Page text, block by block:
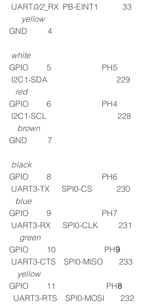
UART0/2_RX  PB-EINT1            33
yellow
GND          4
white
GPIO         5                         PH5
I2C1-SDA                                  229
red
GPIO         6                         PH4
I2C1-SCL                                   228
brown
GND          7
black
GPIO         8                         PH6
UART3-TX      SPI0-CS            230
blue
GPIO         9                         PH7
UART3-RX      SPI0-CLK          231
green
GPIO         10                        PH9
UART3-CTS    SPI0-MISO        233
yellow
GPIO         11                         PH8
UART3-RTS    SPI0-MOSI        232